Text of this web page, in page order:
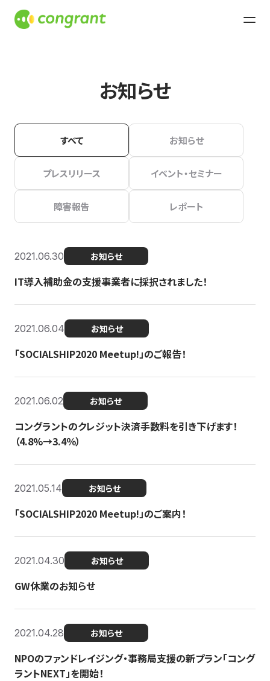
お知らせ
すべて お知らせ
プレスリリース イベント・セミナー
障害報告 レポート
2021.06.30 お知らせ
IT導入補助金の支援事業者に採択されました！
2021.06.04 お知らせ
「SOCIALSHIP2020 Meetup!」のご報告！
2021.06.02 お知らせ
コングラントのクレジット決済手数料を引き下げます！
（4.8%→3.4％）
2021.05.14 お知らせ
「SOCIALSHIP2020 Meetup!」のご案内！
2021.04.30 お知らせ
GW休業のお知らせ
2021.04.28 お知らせ
NPOのファンドレイジング・事務局支援の新プラン「コング
ラントNEXT」を開始！